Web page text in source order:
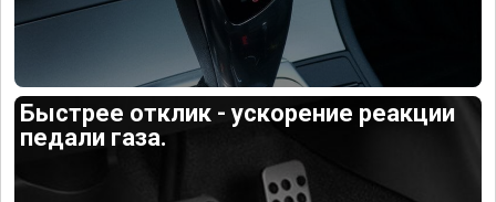
Быстрее отклик - ускорение реакции
педали газа.